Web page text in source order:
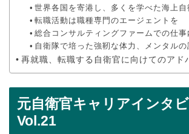
世界各国を寄港し、多くを学べた海上自
転職活動は職種専門のエージェントを
総合コンサルティングファームでの仕事
自衛隊で培った強靭な体力、メンタルの
再就職、転職する自衛官に向けてのアド
元自衛官キャリアインタ
Vol.21